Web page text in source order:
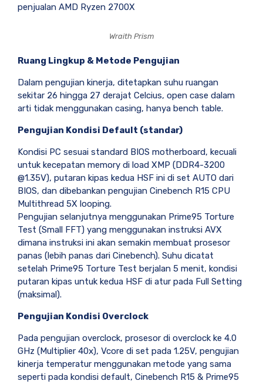
penjualan AMD Ryzen 2700X
Wraith Prism
Ruang Lingkup & Metode Pengujian
Dalam pengujian kinerja, ditetapkan suhu ruangan
sekitar 26 hingga 27 derajat Celcius, open case dalam
arti tidak menggunakan casing, hanya bench table.
Pengujian Kondisi Default (standar)
Kondisi PC sesuai standard BIOS motherboard, kecuali
untuk kecepatan memory di load XMP (DDR4-3200
@1.35V), putaran kipas kedua HSF ini di set AUTO dari
BIOS, dan dibebankan pengujian Cinebench R15 CPU
Multithread 5X looping.
Pengujian selanjutnya menggunakan Prime95 Torture
Test (Small FFT) yang menggunakan instruksi AVX
dimana instruksi ini akan semakin membuat prosesor
panas (lebih panas dari Cinebench). Suhu dicatat
setelah Prime95 Torture Test berjalan 5 menit, kondisi
putaran kipas untuk kedua HSF di atur pada Full Setting
(maksimal).
Pengujian Kondisi Overclock
Pada pengujian overclock, prosesor di overclock ke 4.0
GHz (Multiplier 40x), Vcore di set pada 1.25V, pengujian
kinerja temperatur menggunakan metode yang sama
seperti pada kondisi default, Cinebench R15 & Prime95